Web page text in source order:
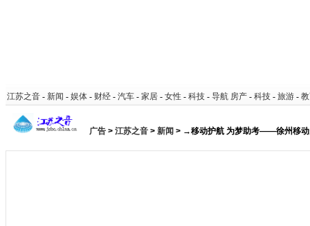
江苏之音 - 新闻 - 娱体 - 财经 - 汽车 - 家居 - 女性 - 科技 - 导航 房产 - 科技 - 旅游 -
广告 > 江苏之音 > 新闻 > →移动护航 为梦助考——徐州移动